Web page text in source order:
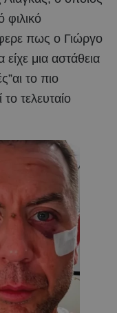
πως ο Γιώργο
μια αστάθεια
το πιο
το τελευταίο